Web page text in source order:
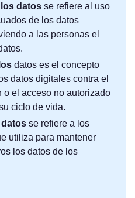
datos se refiere al uso
de los datos
a las personas el
datos es el concepto
datos digitales contra el
o el acceso no autorizado
ciclo de vida.
se refiere a los
utiliza para mantener
los datos de los